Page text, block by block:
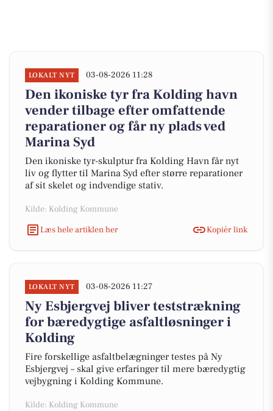
LOKALT NYT 03-08-2026 11:28
Den ikoniske tyr fra Kolding havn
vender tilbage efter omfattende
reparationer og får ny plads ved
Marina Syd
Den ikoniske tyr-skulptur fra Kolding Havn får nyt
liv og flytter til Marina Syd efter større reparationer
af sit skelet og indvendige stativ.
Kilde: Kolding Kommune
Læs hele artiklen her
Kopiér link
LOKALT NYT 03-08-2026 11:27
Ny Esbjergvej bliver teststrækning
for bæredygtige asfaltløsninger i
Kolding
Fire forskellige asfaltbelægninger testes på Ny
Esbjergvej – skal give erfaringer til mere bæredygtig
vejbygning i Kolding Kommune.
Kilde: Kolding Kommune